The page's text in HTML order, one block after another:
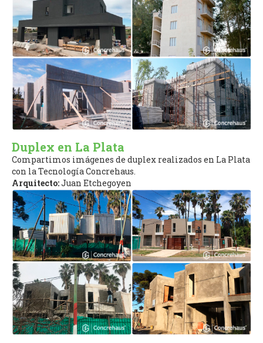
Duplex en La Plata
Compartimos imágenes de duplex realizados en La Plata
con la Tecnología Concrehaus.
Arquitecto:Juan Etchegoyen